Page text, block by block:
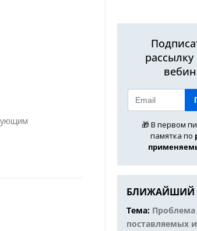
рассылку
🎁 В первом
памятка по
БЛИЖАЙШИЙ
Тема: Проблема
поставляемых и